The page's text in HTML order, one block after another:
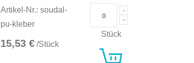
Artikel-Nr.: soudal-
pu-kleber
15,53 € /Stück
Stück